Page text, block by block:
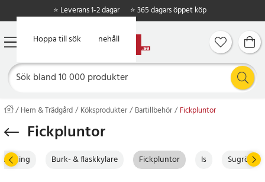
Hoppa till huvudinnehåll
Hoppa till sök
⭐ Leverans 1-2 dagar ⭐ 365 dagars öppet köp
Hem & Trädgård Köksprodukter Bartillbehör Fickpluntor
Fickpluntor
Burk- & flaskkylare Fickpluntor Is Sugrör